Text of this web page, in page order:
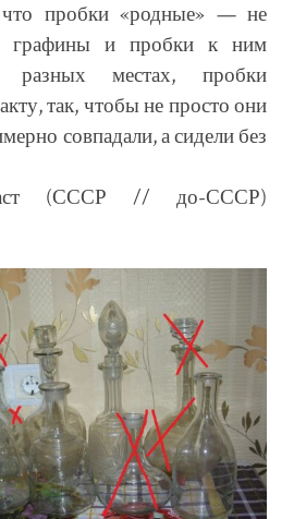
что пробки «родные» — не
графины и пробки к ним
разных местах, пробки
так, чтобы не просто они
совпадали, а сидели без
(СССР // до-СССР)